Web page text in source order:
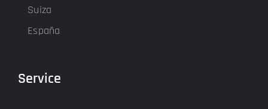
Suiza
España
Service